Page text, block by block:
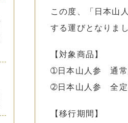
この度、「日本山
する運びとなりまし
【対象商品】
➀日本山人参 通常
➁日本山人参 全定
【移行期間】